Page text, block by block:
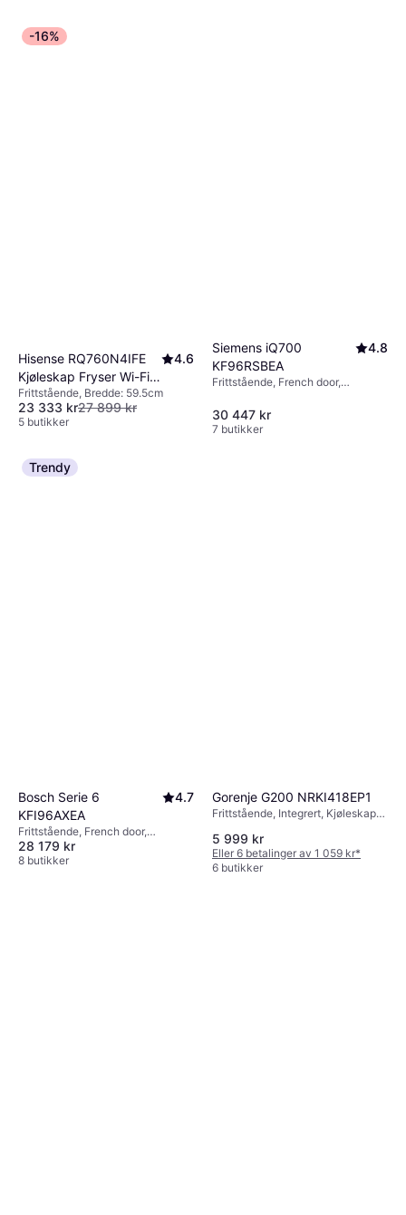
-16%
Hisense RQ760N4IFE
Kjøleskap Fryser Wi-Fi
72.5 cm
4.6
Frittstående, Bredde: 59.5cm
23 333 kr27 899 kr
5 butikker
Siemens iQ700
KF96RSBEA
4.8
Frittstående, French door,
30 447 kr
7 butikker
Trendy
Bosch Serie 6
KFI96AXEA
4.7
Frittstående, French door,
375L/199L, Bredde: 91cm
28 179 kr
8 butikker
Gorenje G200 NRKI418EP1
Frittstående, Integrert, Kjøleskap
54cm
5 999 kr
Eller 6 betalinger av 1 059 kr*
6 butikker